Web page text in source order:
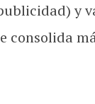
y
consolida